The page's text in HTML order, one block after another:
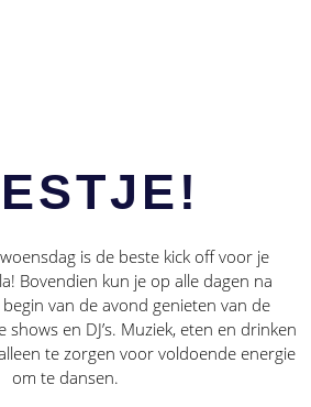
is de beste kick off voor je
Bovendien kun je op alle dagen na
van de avond genieten van de
shows en DJ’s. Muziek, eten en drinken
te zorgen voor voldoende energie
om te dansen.